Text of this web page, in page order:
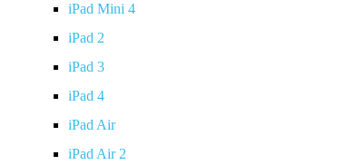
iPad Mini 4
iPad 2
iPad 3
iPad 4
iPad Air
iPad Air 2